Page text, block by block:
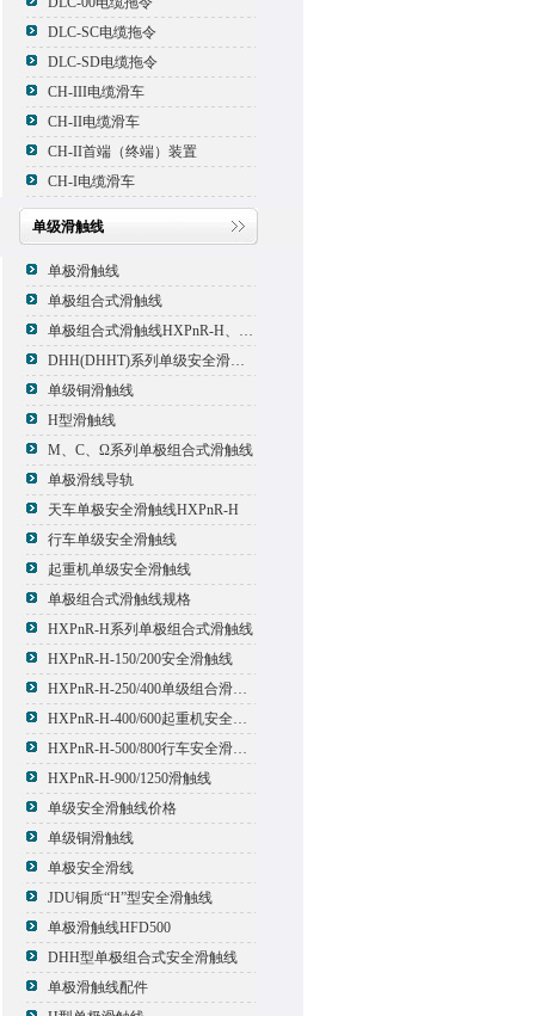
DLC-SC电缆拖令
DLC-SD电缆拖令
CH-III电缆滑车
CH-II电缆滑车
CH-II首端（终端）装置
CH-I电缆滑车
单级滑触线
单极滑触线
单极组合式滑触线
单极组合式滑触线HXPnR-H、HXPnR-H8 、HXPnR-HT
DHH(DHHT)系列单级安全滑触线
单级铜滑触线
H型滑触线
M、C、Ω系列单极组合式滑触线
单极滑线导轨
天车单极安全滑触线HXPnR-H
行车单级安全滑触线
起重机单级安全滑触线
单极组合式滑触线规格
HXPnR-H系列单极组合式滑触线
HXPnR-H-150/200安全滑触线
HXPnR-H-250/400单级组合滑触线
HXPnR-H-400/600起重机安全滑触线
HXPnR-H-500/800行车安全滑触线
HXPnR-H-900/1250滑触线
单级安全滑触线价格
单级铜滑触线
单极安全滑线
JDU铜质“H”型安全滑触线
单极滑触线HFD500
DHH型单极组合式安全滑触线
单极滑触线配件